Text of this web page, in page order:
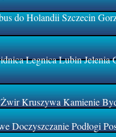
do Holandii Szczecin
Legnica Lubin
Kruszywa Kamienie
Doczyszczanie Podłogi